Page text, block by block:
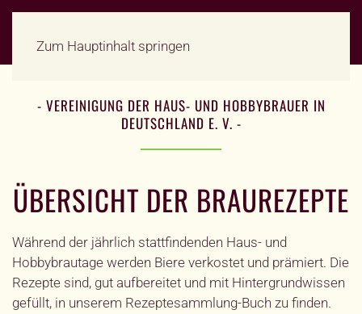
Zum Hauptinhalt springen
- VEREINIGUNG DER HAUS- UND HOBBYBRAUER IN
DEUTSCHLAND E. V. -
ÜBERSICHT DER BRAUREZEPTE
Während der jährlich stattfindenden Haus- und
Hobbybrautage werden Biere verkostet und prämiert. Die
Rezepte sind, gut aufbereitet und mit Hintergrundwissen
gefüllt, in unserem Rezeptesammlung-Buch zu finden.